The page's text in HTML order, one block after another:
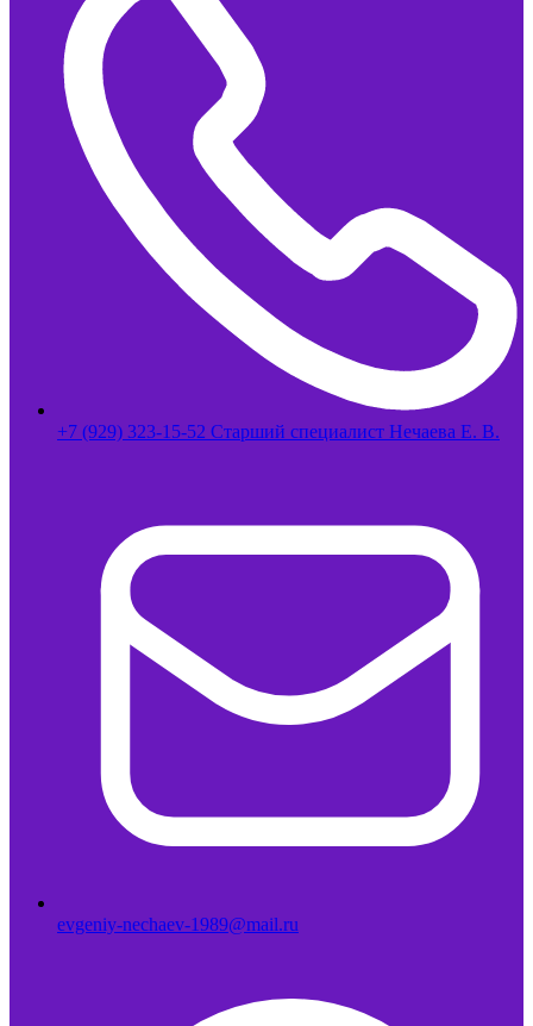
+7 (929) 323-15-52 Старший специалист Нечаева Е. В.
evgeniy-nechaev-1989@mail.ru